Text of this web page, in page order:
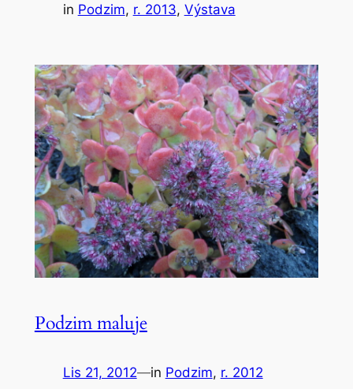
in Podzim, r. 2013, Výstava
Podzim maluje
Lis 21, 2012—in Podzim, r. 2012